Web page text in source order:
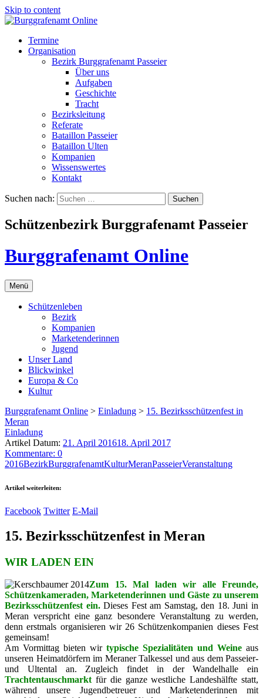
Skip to content
Termine
Organisation
Bezirk Burggrafenamt Passeier
Über uns
Aufgaben
Geschichte
Tracht
Bezirksleitung
Referate
Bataillon Passeier
Bataillon Ulten
Kompanien
Wissenswertes
Kontakt
Suchen nach:
Schützenbezirk Burggrafenamt Passeier
Burggrafenamt Online
Menü
Schützenleben
Bezirk
Kompanien
Marketenderinnen
Jugend
Unser Land
Blickwinkel
Europa & Co
Kultur
Burggrafenamt Online > Einladung > 15. Bezirksschützenfest in
Meran
Einladung
Artikel Datum: 21. April 201618. April 2017
Kommentare: 0
2016BezirkBurggrafenamtKulturMeranPasseierVeranstaltung
Artikel weiterleiten:
Facebook Twitter E-Mail
15. Bezirksschützenfest in Meran
WIR LADEN EIN
Zum 15. Mal laden wir alle Freunde,
Schützenkameraden, Marketenderinnen und Gäste zu unserem
Bezirksschützenfest ein.Dieses Fest am Samstag, den 18. Juni in
Meran verspricht eine ganz besondere Veranstaltung zu werden,
denn erstmals organisieren wir 26 Schützenkompanien dieses Fest
gemeinsam!
Am Vormittag bieten wir typische Spezialitäten und Weine aus
unseren Heimatdörfern im Meraner Talkessel und aus dem Passeier-
und Ultental an. Zugleich findet in der Wandelhalle ein
Trachtentauschmarkt für die ganze westliche Landeshälfte statt,
während unsere Jugendbetreuer und Marketenderinnen mit